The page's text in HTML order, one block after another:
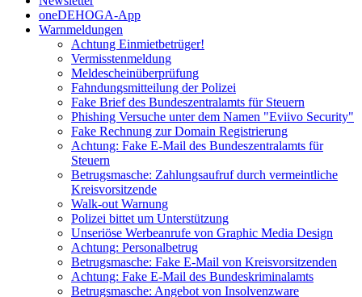
oneDEHOGA-App
Warnmeldungen
Achtung Einmietbetrüger!
Vermisstenmeldung
Meldescheinüberprüfung
Fahndungsmitteilung der Polizei
Fake Brief des Bundeszentralamts für Steuern
Phishing Versuche unter dem Namen "Eviivo Security"
Fake Rechnung zur Domain Registrierung
Achtung: Fake E-Mail des Bundeszentralamts für
Steuern
Betrugsmasche: Zahlungsaufruf durch vermeintliche
Kreisvorsitzende
Walk-out Warnung
Polizei bittet um Unterstützung
Unseriöse Werbeanrufe von Graphic Media Design
Achtung: Personalbetrug
Betrugsmasche: Fake E-Mail von Kreisvorsitzenden
Achtung: Fake E-Mail des Bundeskriminalamts
Betrugsmasche: Angebot von Insolvenzware